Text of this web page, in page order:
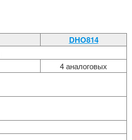
DHO814
4 аналоговых